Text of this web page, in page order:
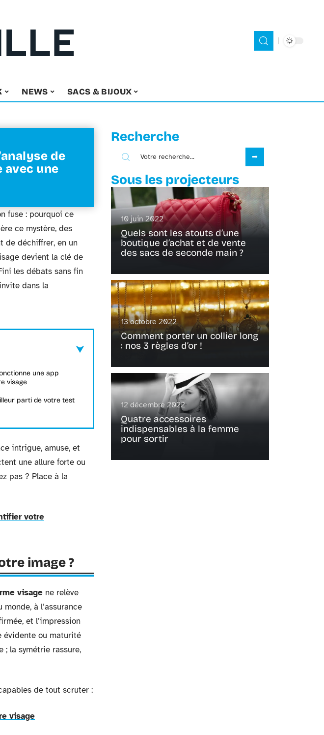
NEWS SACS & BIJOUX
de
avec une
fuse : pourquoi ce
ce mystère, des
de déchiffrer, en un
devient la clé de
les débats sans fin
dans la
une app
visage
parti de votre test
intrigue, amuse, et
une allure forte ou
pas ? Place à la
votre
image ?
visage ne relève
à l’assurance
et l’impression
évidente ou maturité
; la symétrie rassure,
de tout scruter :
visage
Recherche
Sous les projecteurs
10 juin 2022
Quels sont les atouts d’une
boutique d’achat et de vente
des sacs de seconde main ?
13 octobre 2022
Comment porter un collier long
: nos 3 règles d’or !
12 décembre 2022
Quatre accessoires
indispensables à la femme
pour sortir